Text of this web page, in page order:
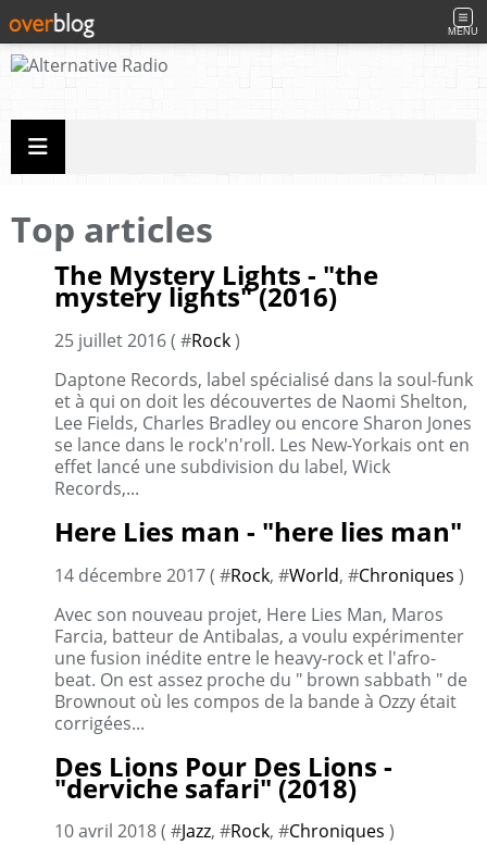
MENU
Top articles
The Mystery Lights - "the
mystery lights" (2016)
25 juillet 2016 ( #Rock)
Daptone Records, label spécialisé dans la soul-funk
et à qui on doit les découvertes de Naomi Shelton,
Lee Fields, Charles Bradley ou encore Sharon Jones
se lance dans le rock'n'roll. Les New-Yorkais ont en
effet lancé une subdivision du label, Wick
Records,...
Here Lies man - "here lies man"
14 décembre 2017 ( #Rock, #World, #Chroniques )
Avec son nouveau projet, Here Lies Man, Maros
Farcia, batteur de Antibalas, a voulu expérimenter
une fusion inédite entre le heavy-rock et l'afro-
beat. On est assez proche du " brown sabbath " de
Brownout où les compos de la bande à Ozzy était
corrigées...
Des Lions Pour Des Lions -
"derviche safari" (2018)
10 avril 2018 ( #Jazz, #Rock, #Chroniques )